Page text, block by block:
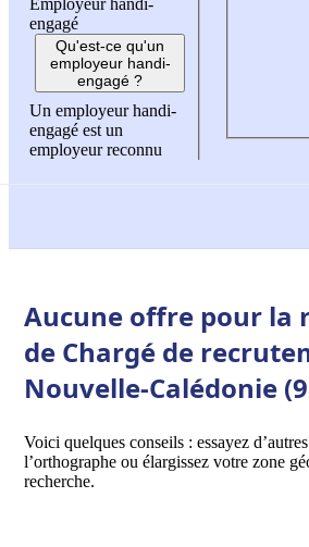
Employeur handi-
engagé
Qu'est-ce qu'un
employeur handi-
engagé ?
Un employeur handi-
engagé est un
employeur reconnu
Aucune offre pour la
de Chargé de
Nouvelle-Calédonie
Voici quelques conseils : essayez
l’orthographe ou élargissez votre zone
recherche.